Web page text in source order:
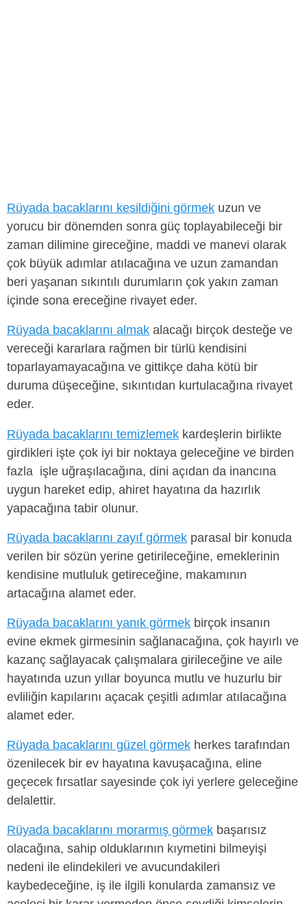
Rüyada bacaklarını kesildiğini görmek uzun ve
yorucu bir dönemden sonra güç toplayabileceği bir
zaman dilimine gireceğine, maddi ve manevi olarak
çok büyük adımlar atılacağına ve uzun zamandan
beri yaşanan sıkıntılı durumların çok yakın zaman
içinde sona ereceğine rivayet eder.
Rüyada bacaklarını almak alacağı birçok desteğe ve
vereceği kararlara rağmen bir türlü kendisini
toparlayamayacağına ve gittikçe daha kötü bir
duruma düşeceğine, sıkıntıdan kurtulacağına rivayet
eder.
Rüyada bacaklarını temizlemek kardeşlerin birlikte
girdikleri işte çok iyi bir noktaya geleceğine ve birden
fazla işle uğraşılacağına, dini açıdan da inancına
uygun hareket edip, ahiret hayatına da hazırlık
yapacağına tabir olunur.
Rüyada bacaklarını zayıf görmek parasal bir konuda
verilen bir sözün yerine getirileceğine, emeklerinin
kendisine mutluluk getireceğine, makamının
artacağına alamet eder.
Rüyada bacaklarını yanık görmek birçok insanın
evine ekmek girmesinin sağlanacağına, çok hayırlı ve
kazanç sağlayacak çalışmalara girileceğine ve aile
hayatında uzun yıllar boyunca mutlu ve huzurlu bir
evliliğin kapılarını açacak çeşitli adımlar atılacağına
alamet eder.
Rüyada bacaklarını güzel görmek herkes tarafından
özenilecek bir ev hayatına kavuşacağına, eline
geçecek fırsatlar sayesinde çok iyi yerlere geleceğine
delalettir.
Rüyada bacaklarını morarmış görmek başarısız
olacağına, sahip olduklarının kıymetini bilmeyişi
nedeni ile elindekileri ve avucundakileri
kaybedeceğine, iş ile ilgili konularda zamansız ve